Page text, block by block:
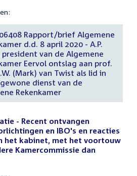
Rapport/brief Algemene
d.d. 8 april 2020 - A.P.
president van de Algemene
Eervol ontslag aan prof.
(Mark) van Twist als lid in
dienst van de
Rekenkamer
- Recent ontvangen
en IBO's en reacties
het kabinet, met het voortouw
Kamercommissie dan